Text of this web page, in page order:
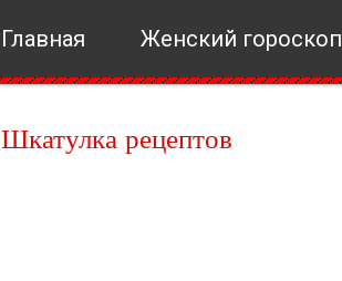
Главная Женский гороскоп
Шкатулка рецептов